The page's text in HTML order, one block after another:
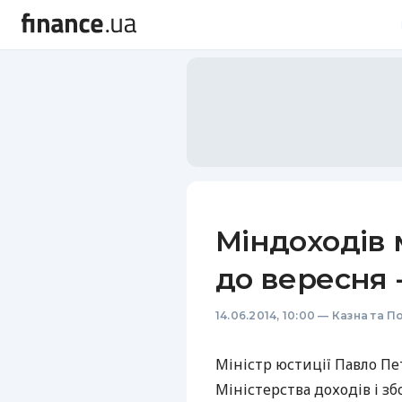
Міндоходів
до вересня
14.06.2014, 10:00 — Казна та
Міністр юстиції Павло
Міністерства доходів і